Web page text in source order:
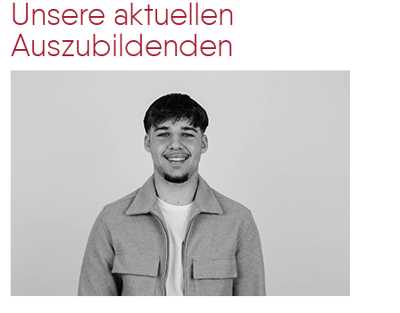
Unsere aktuellen
Auszubildenden